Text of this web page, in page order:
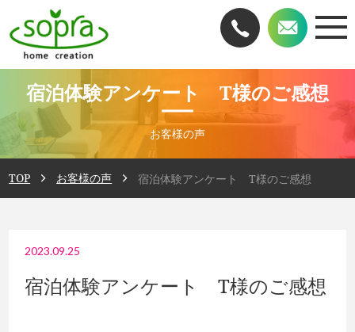
宿泊体験アンケート T様のご感想
お客様の声
TOP お客様の声 宿泊体験アンケート T様のご感想
2023.09.25
宿泊体験アンケート T様のご感想